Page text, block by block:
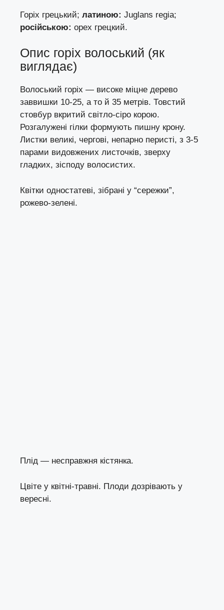
Горіх грецький; латиною: Juglans regia;
російською: орех грецкий.
Опис горіх волоський (як
виглядає)
Волоський горіх — високе міцне дерево
заввишки 10-25, а то й 35 метрів. Товстий
стовбур вкритий світло-сіро корою.
Розгалужені гілки формують пишну крону.
Листки великі, чергові, непарно перисті, з 3-5
парами видовжених листочків, зверху
гладких, зісподу волосистих.
Квітки одностатеві, зібрані у “сережки”,
рожево-зелені.
Плід — несправжня кістянка.
Цвіте у квітні-травні. Плоди дозрівають у
вересні.